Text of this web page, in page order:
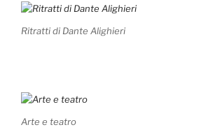
Ritratti di Dante Alighieri
Arte e teatro